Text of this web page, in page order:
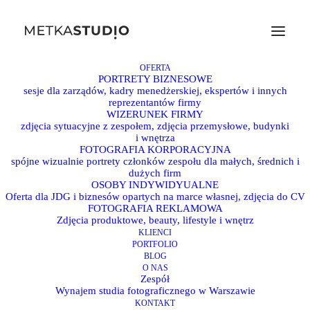
OFERTA
PORTRETY BIZNESOWE
sesje dla zarządów, kadry menedżerskiej, ekspertów i innych
reprezentantów firmy
WIZERUNEK FIRMY
zdjęcia sytuacyjne z zespołem, zdjęcia przemysłowe, budynki
i wnętrza
FOTOGRAFIA KORPORACYJNA
spójne wizualnie portrety członków zespołu dla małych, średnich i
dużych firm
OSOBY INDYWIDYUALNE
Oferta dla JDG i biznesów opartych na marce własnej, zdjęcia do CV
FOTOGRAFIA REKLAMOWA
Zdjęcia produktowe, beauty, lifestyle i wnętrz
KLIENCI
PORTFOLIO
BLOG
O NAS
Zespół
Wynajem studia fotograficznego w Warszawie
KONTAKT
Zdjęcia biznesowe, którymi
będziesz się chwalić
Portrety biznesowe